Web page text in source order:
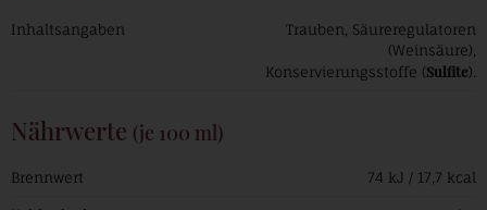
Inhaltsangaben
Trauben, Säureregulatoren
(Weinsäure),
Konservierungsstoffe (Sulfite).
Nährwerte (je 100 ml)
Brennwert 74 kJ / 17,7 kcal